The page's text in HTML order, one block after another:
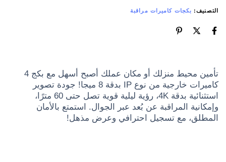
التصنيف: بكجات كاميرات مراقبة
تأمين محيط منزلك أو مكان عملك أصبح أسهل مع بكج 4
كاميرات خارجية من نوع IP بدقة 8 ميجا! جودة تصوير
استثنائية بدقة 4K، رؤية ليلية قوية تصل حتى 60 مترًا،
وإمكانية المراقبة عن بُعد عبر الجوال. استمتع بالأمان
المطلق، مع تسجيل احترافي وعرض مذهل!